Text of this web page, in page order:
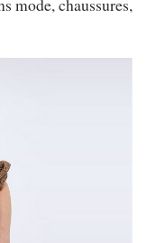
mode, chaussures,